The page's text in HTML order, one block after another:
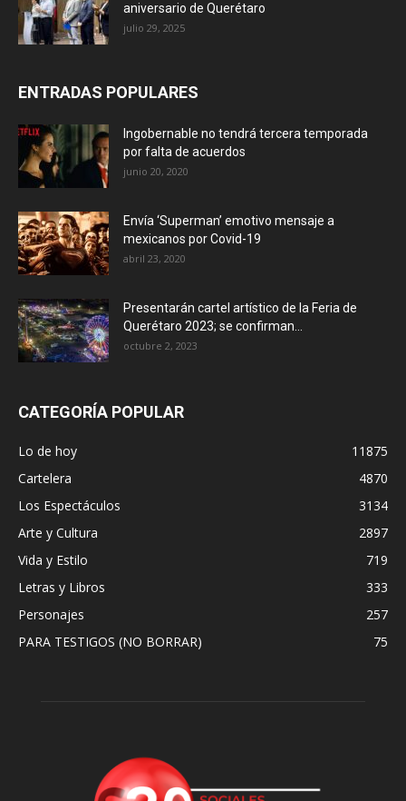
aniversario de Querétaro
julio 29, 2025
ENTRADAS POPULARES
Ingobernable no tendrá tercera temporada
por falta de acuerdos
junio 20, 2020
Envía ‘Superman’ emotivo mensaje a
mexicanos por Covid-19
abril 23, 2020
Presentarán cartel artístico de la Feria de
Querétaro 2023; se confirman...
octubre 2, 2023
CATEGORÍA POPULAR
Lo de hoy
11875
Cartelera
4870
Los Espectáculos
3134
Arte y Cultura
2897
Vida y Estilo
719
Letras y Libros
333
Personajes
257
PARA TESTIGOS (NO BORRAR)
75